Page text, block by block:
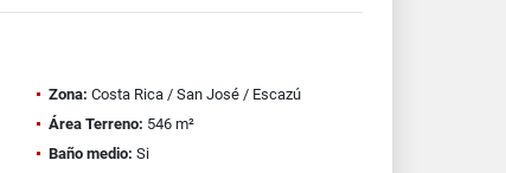
Zona: Costa Rica / San José / Escazú
Área Terreno: 546 m²
Baño medio: Si